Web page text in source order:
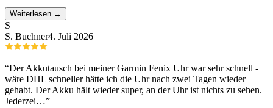
Weiterlesen →
S
S. Buchner4. Juli 2026
“Der Akkutausch bei meiner Garmin Fenix Uhr war sehr schnell -
wäre DHL schneller hätte ich die Uhr nach zwei Tagen wieder
gehabt. Der Akku hält wieder super, an der Uhr ist nichts zu sehen.
Jederzei…”